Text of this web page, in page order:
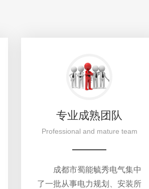
专业成熟团队
Professional and mature team
成都市蜀能毓秀电气集中
了一批从事电力规划、安装所